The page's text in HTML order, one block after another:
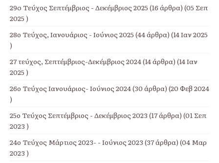
29o Τεύχος Σεπτέμβριος - Δεκέμβριος 2025 (16 άρθρα) (05 Σεπ
2025 )
28ο Τεύχος, Ιανουάριος - Ιούνιος 2025 (44 άρθρα) (14 Ιαν 2025
)
27 τεύχος, Σεπτέμβριος-Δεκέμβριος 2024(14 άρθρα) (14 Ιαν
2025 )
26ο Τεύχος Ιανουάριος- Ιούνιος 2024(30 άρθρα) (20 Φεβ 2024
)
25ο Τεύχος Σεπτέμβριος - Δεκέμβριος 2023 (17 άρθρα) (01 Σεπ
2023 )
24ο Τεύχος Μάρτιος 2023- - Ιούνιος 2023 (37 άρθρα) (04 Μαρ
2023 )